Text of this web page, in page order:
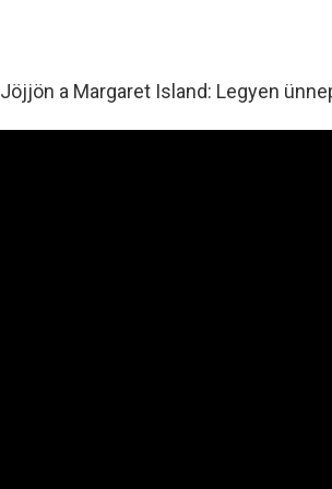
Jöjjön a Margaret Island: Legyen